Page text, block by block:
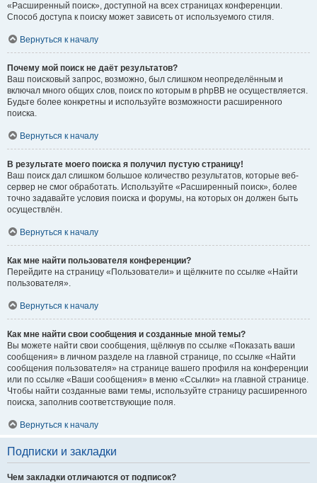
«Расширенный поиск», доступной на всех страницах конференции.
Способ доступа к поиску может зависеть от используемого стиля.
Вернуться к началу
Почему мой поиск не даёт результатов?
Ваш поисковый запрос, возможно, был слишком неопределённым и
включал много общих слов, поиск по которым в phpBB не осуществляется.
Будьте более конкретны и используйте возможности расширенного
поиска.
Вернуться к началу
В результате моего поиска я получил пустую страницу!
Ваш поиск дал слишком большое количество результатов, которые веб-
сервер не смог обработать. Используйте «Расширенный поиск», более
точно задавайте условия поиска и форумы, на которых он должен быть
осуществлён.
Вернуться к началу
Как мне найти пользователя конференции?
Перейдите на страницу «Пользователи» и щёлкните по ссылке «Найти
пользователя».
Вернуться к началу
Как мне найти свои сообщения и созданные мной темы?
Вы можете найти свои сообщения, щёлкнув по ссылке «Показать ваши
сообщения» в личном разделе на главной странице, по ссылке «Найти
сообщения пользователя» на странице вашего профиля на конференции
или по ссылке «Ваши сообщения» в меню «Ссылки» на главной странице.
Чтобы найти созданные вами темы, используйте страницу расширенного
поиска, заполнив соответствующие поля.
Вернуться к началу
Подписки и закладки
Чем закладки отличаются от подписок?